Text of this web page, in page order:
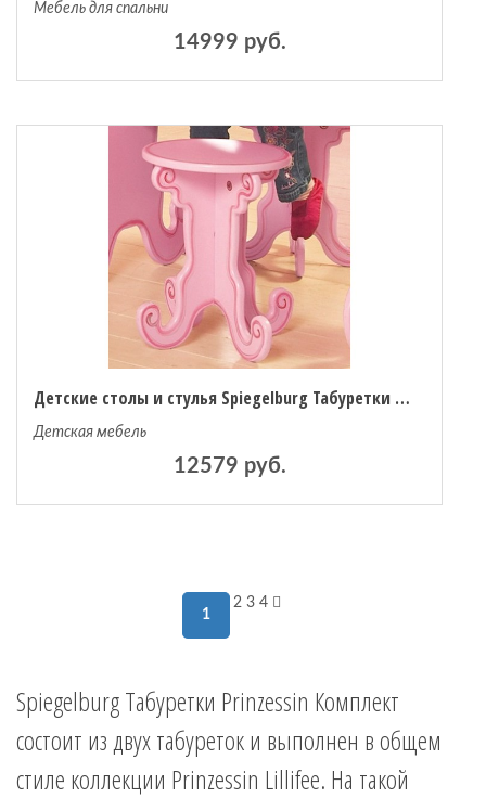
Мебель для спальни
14999 руб.
Детские столы и стулья Spiegelburg Табуретки Prinzessin
Детская мебель
12579 руб.
1
2 3 4
Spiegelburg Табуретки Prinzessin Комплект
состоит из двух табуреток и выполнен в общем
стиле коллекции Prinzessin Lillifee. На такой